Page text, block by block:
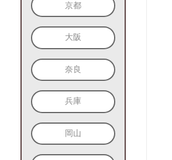
京都
大阪
奈良
兵庫
岡山